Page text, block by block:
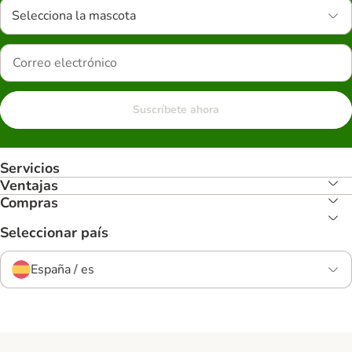
Selecciona la mascota
Suscríbete ahora
Servicios
Ventajas
Compras
Seleccionar país
España / es